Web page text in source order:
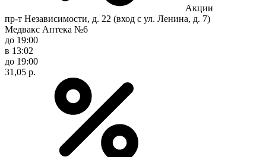
Акции
пр-т Независимости, д. 22 (вход с ул. Ленина, д. 7)
Медвакс Аптека №6
до 19:00
в 13:02
до 19:00
31,05 р.